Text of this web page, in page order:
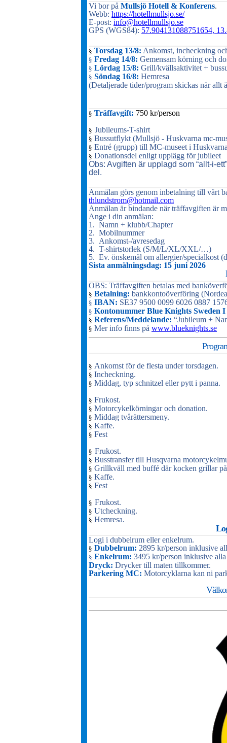
Vi bor på Mullsjö Hotell & Konferens.
Webb: https://hotellmullsjo.se/
E-post: info@hotellmullsjo.se
GPS (WGS84): 57.904131088751654,
§ Torsdag 13/8: Ankomst, incheckning
§ Fredag 14/8: Gemensam körning och
§ Lördag 15/8: Grill/kvällsaktivitet +
§ Söndag 16/8: Hemresa
(Detaljerade tider/program skickas när allt
§ Träffavgift: 750 kr/person
§ Jubileums-T-shirt
§ Bussutflykt (Mullsjö - Huskvarna mc-
§ Entré (grupp) till MC-museet i
§ Donationsdel enligt upplägg för jubileet
Obs: Avgiften är upplagd som “allt-i-
del.
Anmälan görs genom inbetalning till vårt
thlundstrom@hotmail.com
Anmälan är bindande när träffavgiften är
Ange i din anmälan:
1. Namn + klubb/Chapter
2. Mobilnummer
3. Ankomst-/avresedag
4. T-shirtstorlek (S/M/L/XL/XXL/…)
5. Ev. önskemål om allergier/specialkost
Sista anmälningsdag: 15 juni 2026
OBS: Träffavgiften betalas med
§ Betalning: bankkontoöverföring
§ IBAN: SE37 9500 0099 6026 0887
§ Kontonummer Blue Knights Sweden
§ Referens/Meddelande: “Jubileum +
§ Mer info finns på www.blueknights.se
§ Ankomst för de flesta under torsdagen.
§ Incheckning.
§ Middag, typ schnitzel eller pytt i panna.
§ Frukost.
§ Motorcykelkörningar och donation.
§ Middag tvårättersmeny.
§ Kaffe.
§ Fest
§ Frukost.
§ Busstransfer till Husqvarna
§ Grillkväll med buffé där kocken grillar
§ Kaffe.
§ Fest
§ Frukost.
§ Utcheckning.
§ Hemresa.
Logi i dubbelrum eller enkelrum.
§ Dubbelrum: 2895 kr/person inklusive
§ Enkelrum: 3495 kr/person inklusive
Dryck: Drycker till maten tillkommer.
Parkering MC: Motorcyklarna kan ni